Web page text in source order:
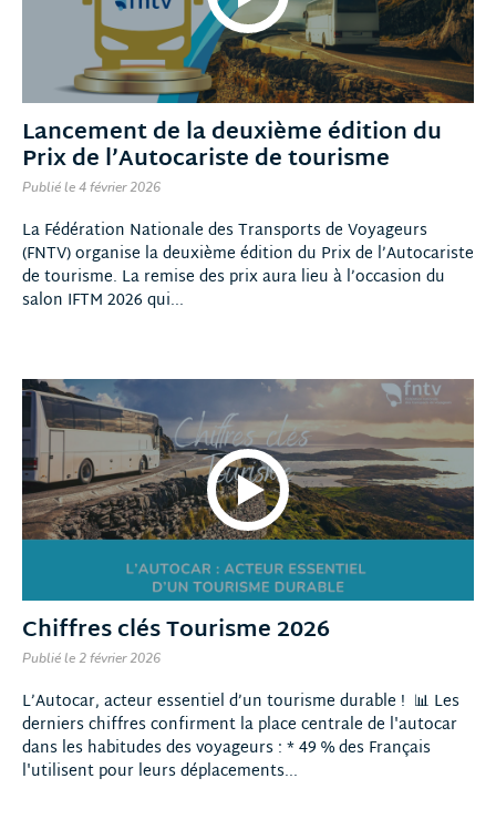
Lancement de la deuxième édition du
Prix de l’Autocariste de tourisme
Publié le 4 février 2026
La Fédération Nationale des Transports de Voyageurs
(FNTV) organise la deuxième édition du Prix de l’Autocariste
de tourisme. La remise des prix aura lieu à l’occasion du
salon IFTM 2026 qui...
Chiffres clés Tourisme 2026
Publié le 2 février 2026
L’Autocar, acteur essentiel d’un tourisme durable ! 📊 Les
derniers chiffres confirment la place centrale de l'autocar
dans les habitudes des voyageurs : * 49 % des Français
l'utilisent pour leurs déplacements...